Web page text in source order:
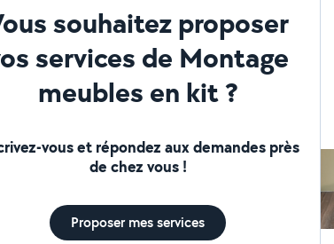
souhaitez proposer
services de Montage
meubles en kit ?
vous et répondez aux demandes près
de chez vous !
Proposer mes services